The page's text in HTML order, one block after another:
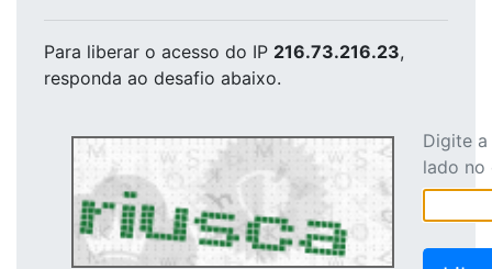
Para liberar o acesso do IP 216.73.216.23,
responda ao desafio abaixo.
Digite
lado no